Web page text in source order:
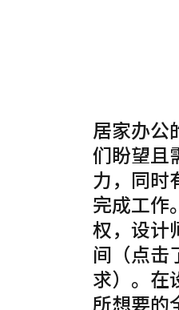
居家办公
们盼望且
力，同时
完成工作
权，设计
间（点击
求）。在
所想要的